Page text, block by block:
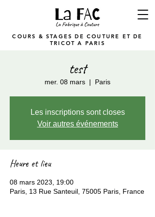
COURS & STAGES DE COUTURE ET DE
TRICOT A PARIS
test
mer. 08 mars
  |
Paris
Les inscriptions sont closes
Voir autres événements
Heure et lieu
08 mars 2023, 19:00
Paris, 13 Rue Santeuil, 75005 Paris, France